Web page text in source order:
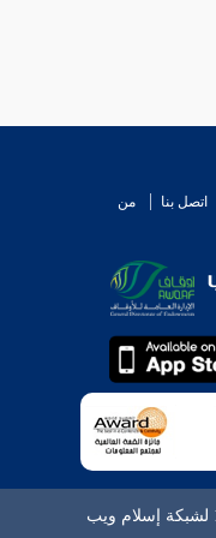
اتصل بنا
من